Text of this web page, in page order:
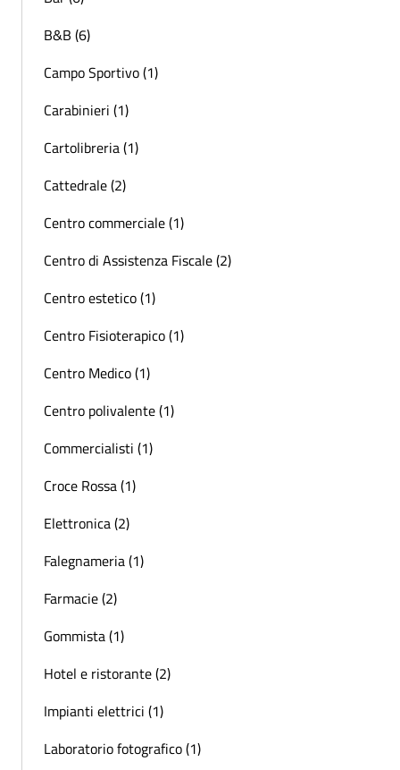
B&B (6)
Campo Sportivo (1)
Carabinieri (1)
Cartolibreria (1)
Cattedrale (2)
Centro commerciale (1)
Centro di Assistenza Fiscale (2)
Centro estetico (1)
Centro Fisioterapico (1)
Centro Medico (1)
Centro polivalente (1)
Commercialisti (1)
Croce Rossa (1)
Elettronica (2)
Falegnameria (1)
Farmacie (2)
Gommista (1)
Hotel e ristorante (2)
Impianti elettrici (1)
Laboratorio fotografico (1)